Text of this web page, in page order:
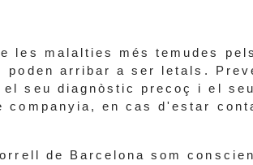
les malalties més temudes
poden arribar a ser letals.
el seu diagnòstic precoç i el
companyia, en cas d'estar
de Barcelona som